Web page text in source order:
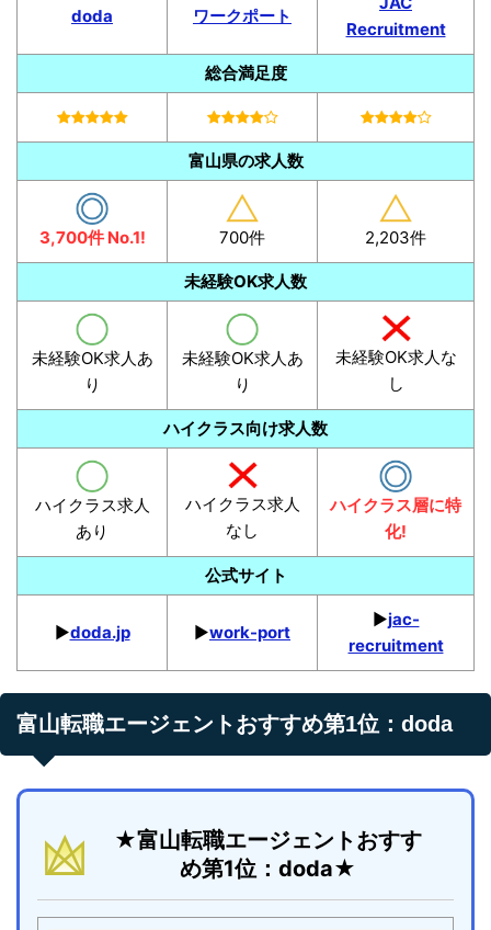
doda ワークポート
Recruitment
総合満足度
富山県の求人数
3,700件 No.1! 700件 2,203件
未経験OK求人数
未経験OK求人あ
り
未経験OK求人あ
り
未経験OK求人な
し
ハイクラス向け求人数
ハイクラス求人
あり
ハイクラス求人
なし
ハイクラス層に特
化!
公式サイト
▶︎doda.jp ▶︎work-port
▶︎jac-
recruitment
富山転職エージェントおすすめ第1位：doda
★富山転職エージェントおすす
め第1位：doda★